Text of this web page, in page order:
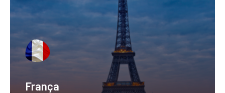
França